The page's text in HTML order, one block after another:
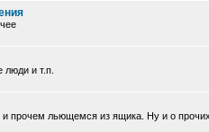
люди и т.п.
прочем льющемся из ящика. Ну и о